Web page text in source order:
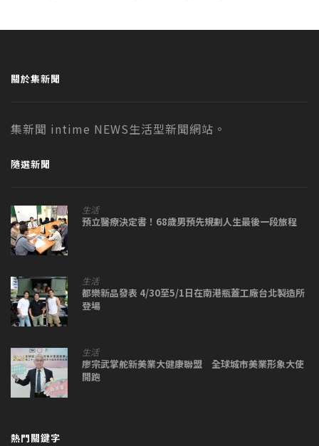
關於集新聞
集新聞 intime NEWS生活型新聞網站。
隨選新聞
生活
預立醫療決定書！68歲男預先規劃人生最後一段旅程
生活
都樂新品發表 4/30至5/1日在南港瓶蓋工廠台北製造所
登場
生活
廖宗武掌舵新美業大健康聯盟 全球城市美業形象大使
開跑
熱門關鍵字